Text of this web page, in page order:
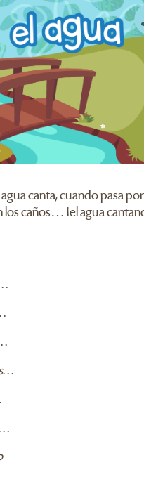
canta, cuando pasa
los caños… ¡el agua